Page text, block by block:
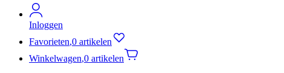
Inloggen
Favorieten,0 artikelen
Winkelwagen,0 artikelen